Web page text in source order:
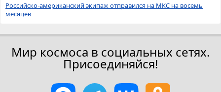
Российско-американский экипаж отправился на МКС на восемь
месяцев
Мир космоса в социальных сетях.
Присоединяйся!